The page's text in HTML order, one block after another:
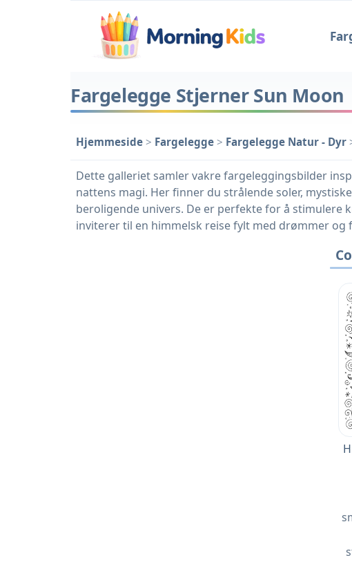
Fargelegge Stjerner Sun Moon
Hjemmeside > Fargelegge > Fargelegge Natur - Dyr
Dette galleriet samler vakre fargeleggingsbilder
nattens magi. Her finner du strålende soler,
beroligende univers. De er perfekte for å stimulere
inviterer til en himmelsk reise fylt med drømmer og